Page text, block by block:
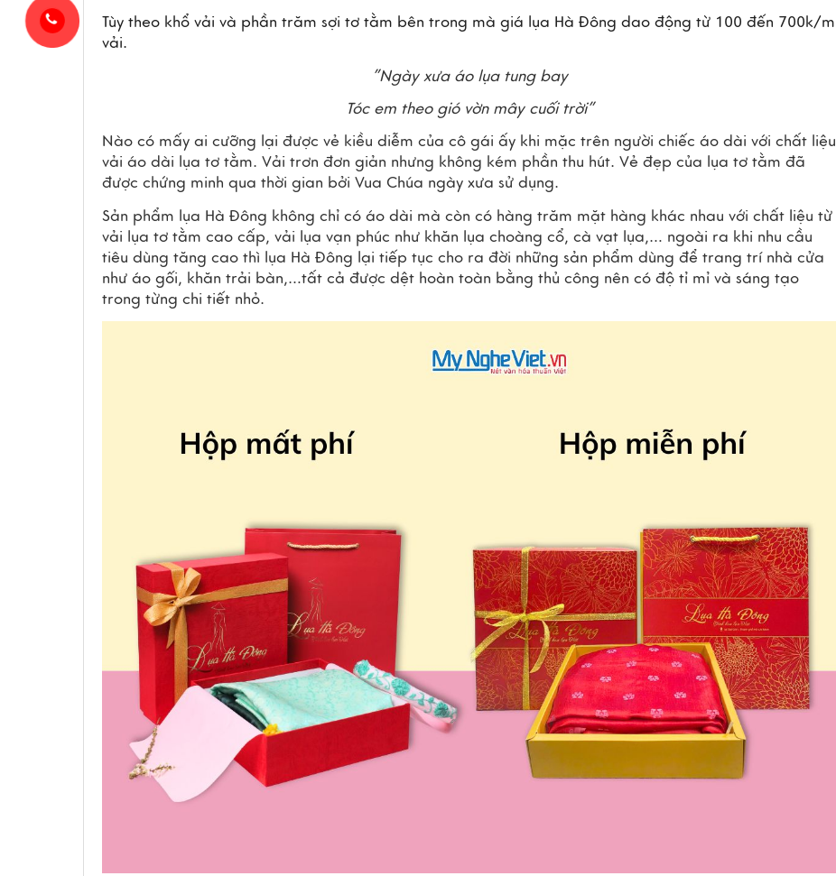
Tùy theo khổ vải và phần trăm sợi tơ tằm bên trong mà giá lụa Hà Đông dao động từ 100 đến 700k/m
vải.
”Ngày xưa áo lụa tung bay
Tóc em theo gió vờn mây cuối trời”
Nào có mấy ai cưỡng lại được vẻ kiều diễm của cô gái ấy khi mặc trên người chiếc áo dài với chất liệu
vải áo dài lụa tơ tằm. Vải trơn đơn giản nhưng không kém phần thu hút. Vẻ đẹp của lụa tơ tằm đã
được chứng minh qua thời gian bởi Vua Chúa ngày xưa sử dụng.
Sản phẩm lụa Hà Đông không chỉ có áo dài mà còn có hàng trăm mặt hàng khác nhau với chất liệu từ
vải lụa tơ tằm cao cấp, vải lụa vạn phúc như khăn lụa choàng cổ, cà vạt lụa,… ngoài ra khi nhu cầu
tiêu dùng tăng cao thì lụa Hà Đông lại tiếp tục cho ra đời những sản phẩm dùng để trang trí nhà cửa
như áo gối, khăn trải bàn,…tất cả được dệt hoàn toàn bằng thủ công nên có độ tỉ mỉ và sáng tạo
trong từng chi tiết nhỏ.